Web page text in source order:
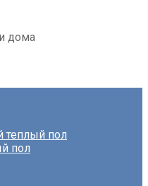
дома
теплый пол
пол